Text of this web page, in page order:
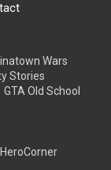
Wars
Stories
GTA Old School
HeroCorner